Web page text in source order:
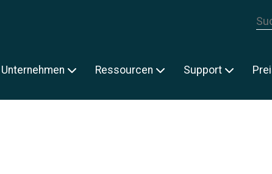
Unternehmen Ressourcen Support